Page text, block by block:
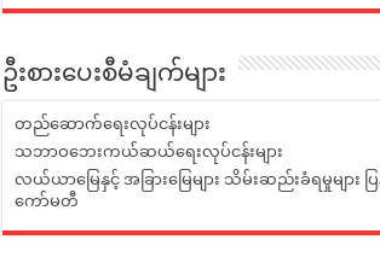
ဦးစားပေးစီမံချက်များ
တည်ဆောက်ရေးလုပ်ငန်းများ
သဘာဝဘေးကယ်ဆယ်ရေးလုပ်ငန်းများ
လယ်ယာမြေနှင့် အခြားမြေများ သိမ်းဆည်းခံရမှုများ
ကော်မတီ